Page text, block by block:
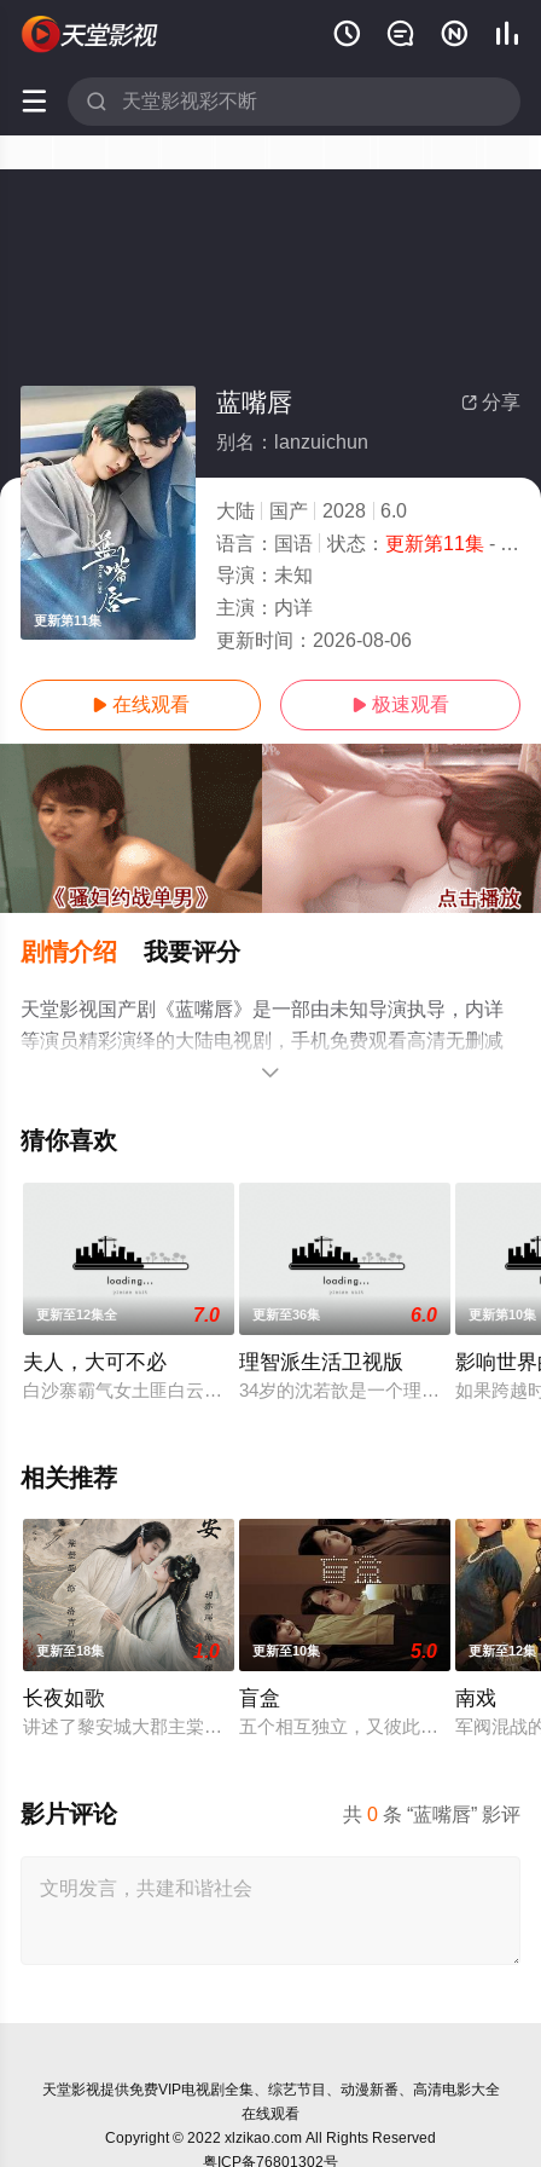
   
 
更新第11集
 分享
蓝嘴唇
别名：lanzuichun
大陆 国产 2028
6.0
语言： 国语 状态： 更新第11集- 免费在线观看
导演： 未知
主演： 内详
更新时间： 2026-08-06
 在线观看  极速观看
剧情介绍 我要评分
天堂影视国产剧《蓝嘴唇》是一部由未知导演执导，内详
等演员精彩演绎的大陆电视剧，手机免费观看高清无删减
完整版电视剧全集就上天堂电影网，更多相关信息可移步

猜你喜欢
更新至12集全 7.0
夫人，大可不必
白沙寨霸气女土匪白云凤（彭雅琦饰）带领陈大碗（任羽饰）
更新至36集 6.0
理智派生活卫视版
34岁的沈若歆是一个理智派，生活却
更新第10集
影响世
如果跨越
相关推荐
更新至18集 1.0
长夜如歌
讲述了黎安城大郡主棠溪槿与烈云峥之间曲折动人的情感，以
更新至10集 5.0
盲盒
五个相互独立，又彼此呼应的故事——
更新至12集
南戏
军阀混战
共0 条 “蓝嘴唇” 影评
影片评论
天堂影视提供免费VIP电视剧全集、综艺节目、动漫新番、高清电影大全
在线观看
Copyright © 2022 xlzikao.com All Rights Reserved
粤ICP备76801302号